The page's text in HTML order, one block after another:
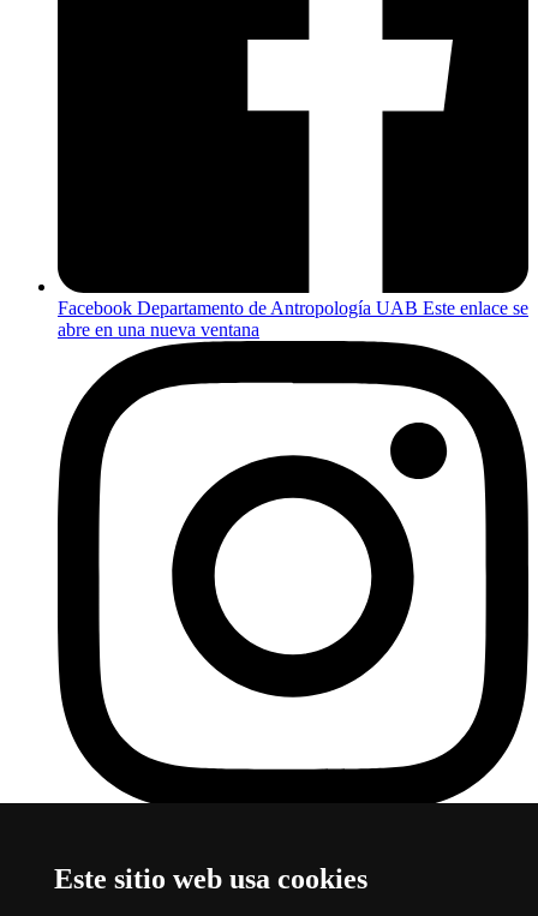
Este sitio web usa cookies
Facebook Departamento de Antropología UAB Este enlace se
abre en una nueva ventana
Sobre el web